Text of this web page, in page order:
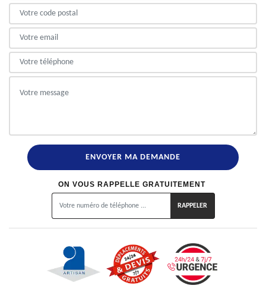
ON VOUS RAPPELLE GRATUITEMENT